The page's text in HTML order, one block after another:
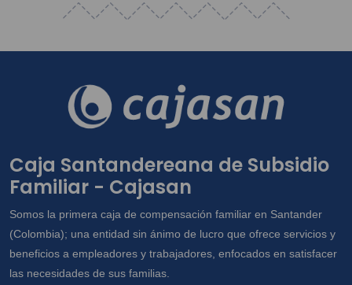
Caja Santandereana de Subsidio
Familiar - Cajasan
Somos la primera caja de compensación familiar en Santander
(Colombia); una entidad sin ánimo de lucro que ofrece servicios y
beneficios a empleadores y trabajadores, enfocados en satisfacer
las necesidades de sus familias.